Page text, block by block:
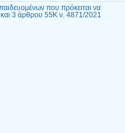
που πρόκειται να
3 άρθρου 55Κ ν. 4871/2021